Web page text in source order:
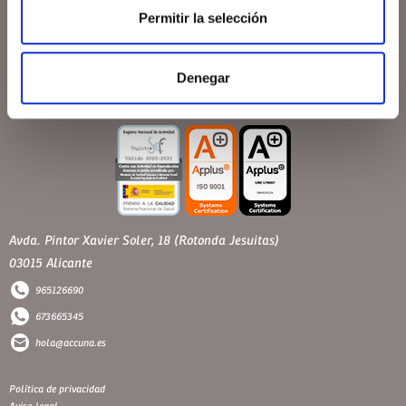
Permitir la selección
Denegar
Avda. Pintor Xavier Soler, 18 (Rotonda Jesuitas)
03015 Alicante
965126690
673665345
hola@accuna.es
Política de privacidad